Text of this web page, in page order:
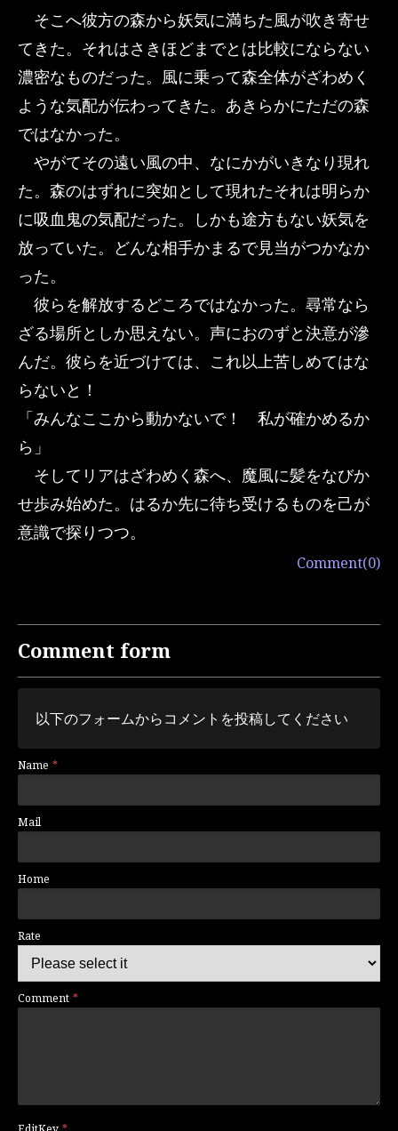
そこへ彼方の森から妖気に満ちた風が吹き寄せ
てきた。それはさきほどまでとは比較にならない
濃密なものだった。風に乗って森全体がざわめく
ような気配が伝わってきた。あきらかにただの森
ではなかった。
やがてその遠い風の中、なにかがいきなり現れ
た。森のはずれに突如として現れたそれは明らか
に吸血鬼の気配だった。しかも途方もない妖気を
放っていた。どんな相手かまるで見当がつかなか
った。
彼らを解放するどころではなかった。尋常なら
ざる場所としか思えない。声におのずと決意が滲
んだ。彼らを近づけては、これ以上苦しめてはな
らないと！
「みんなここから動かないで！ 私が確かめるか
ら」
そしてリアはざわめく森へ、魔風に髪をなびか
せ歩み始めた。はるか先に待ち受けるものを己が
意識で探りつつ。
Comment(0)
Comment form
以下のフォームからコメントを投稿してください
Name
Mail
Home
Rate
Comment